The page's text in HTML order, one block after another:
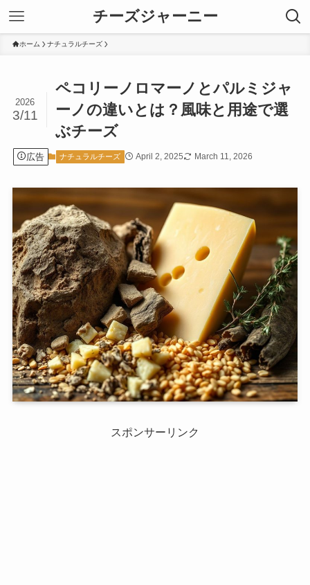
チーズジャーニー
ホーム ナチュラルチーズ
ペコリーノロマーノとパルミジャ
ーノの違いとは？風味と用途で選
ぶチーズ
2026
3/11
広告 ナチュラルチーズ April 2, 2025 March 11, 2026
スポンサーリンク